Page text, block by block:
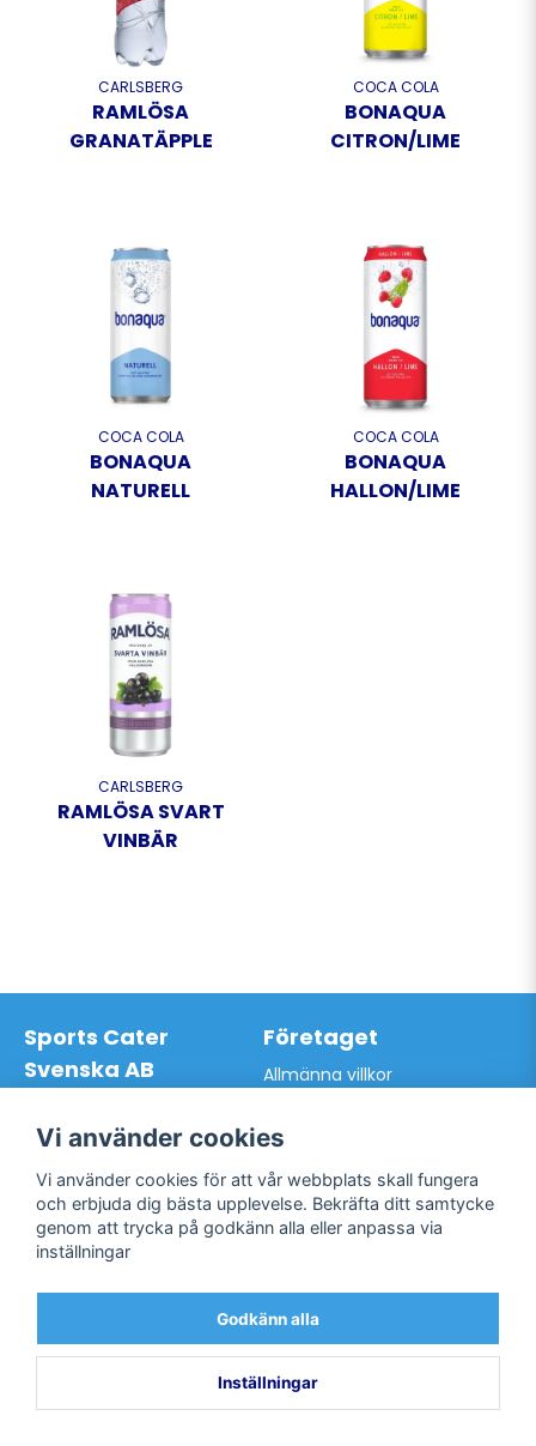
CARLSBERG
RAMLÖSA
GRANATÄPPLE
COCA COLA
BONAQUA
CITRON/LIME
COCA COLA
BONAQUA
NATURELL
COCA COLA
BONAQUA
HALLON/LIME
CARLSBERG
RAMLÖSA SVART
VINBÄR
Sports Cater
Svenska AB
Org.nr: 559024-7762
Mail:info@sportscater.se
Företaget
Allmänna villkor
Bli kund / Logga in
Support
Allmänna villkor
Kontakta oss
Facebook
Twitter
Vi använder cookies
Vi använder cookies för att vår webbplats skall fungera
och erbjuda dig bästa upplevelse. Bekräfta ditt samtycke
genom att trycka på godkänn alla eller anpassa via
inställningar
Godkänn alla
Inställningar